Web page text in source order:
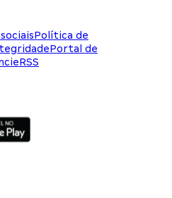
Política de
Portal de
RSS